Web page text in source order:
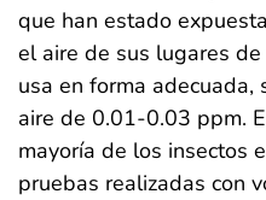
que han estado
el aire de sus lugares
usa en forma adecuada,
aire de 0.01-0.03 ppm.
mayoría de los insectos
pruebas realizadas con